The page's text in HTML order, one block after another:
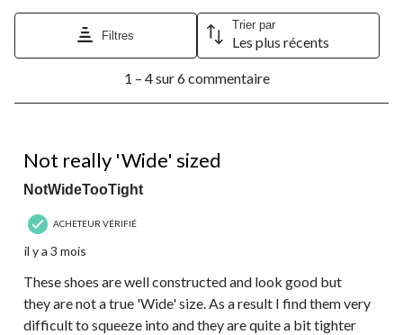
étoile.
ouvrira
étoiles.
action
ouvrira
étoiles.
ouvrira
le
étoiles.
Cette
action
ouvrira
le
étoiles.
action
ouvrira
Filtres
Trier par
Les plus récents
4
commentaire.
1 – 4 sur 6 commentaire
Not really 'Wide' sized
NotWideTooTight
ACHETEUR VÉRIFIÉ
il y a 3 mois
These shoes are well constructed and look good but
they are not a true 'Wide' size. As a result I find them very
difficult to squeeze into and they are quite a bit tighter